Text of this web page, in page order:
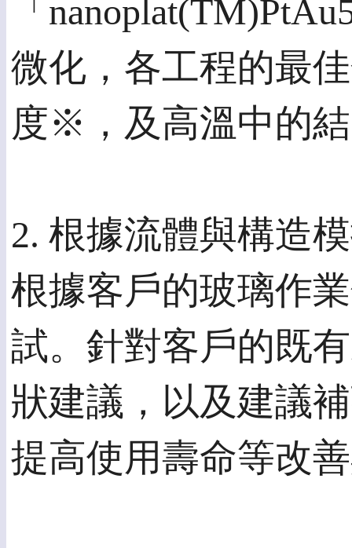
「
微化，各工程的最
度※，及高溫中的
2. 根據流體與構造
根據客戶的玻璃作
試。針對客戶的既
狀建議，以及建議
提高使用壽命等改